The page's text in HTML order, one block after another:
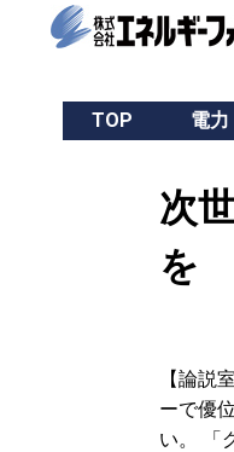
TOP 電力
次
を
【論説
ーで優
い。 「